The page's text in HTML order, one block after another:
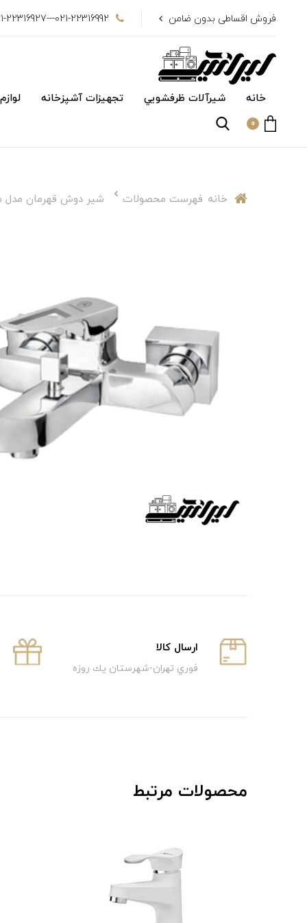
فروش اقساطی بدون ضامن 021-22316992---021-22316927
خانه شیرآلات ظرفشويي تجهیزات آشپزخانه
0
خانه فهرست محصولات شیر دوش قهرمان مدل
ارسال كالا
فوري تهران-شهرستان يك روزه
محصولات مرتبط